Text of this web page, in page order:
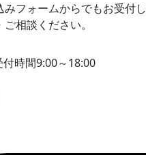
フォームからでもお受付し
相談ください。
付時間9:00～18:00